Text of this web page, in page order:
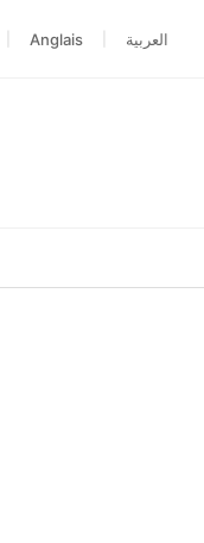
Anglais العربية